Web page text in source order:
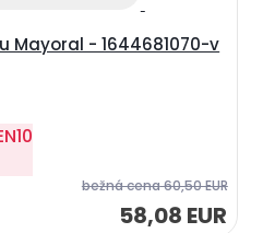
Mayoral - 1644681070-v
bežná cena60,50 EUR
58,08 EUR